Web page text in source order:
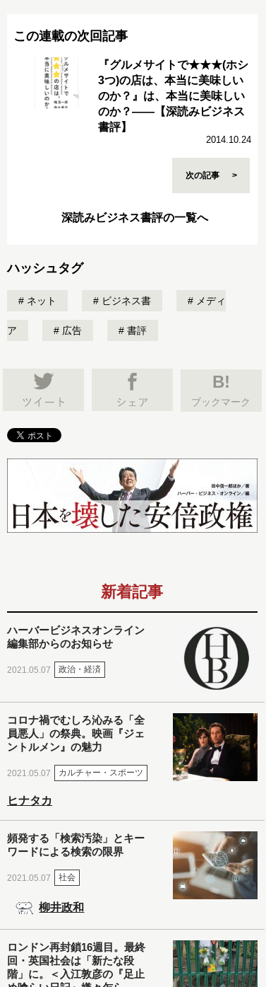
この連載の次回記事
『グルメサイトで★★★(ホシ
3つ)の店は、本当に美味しい
のか？』は、本当に美味しい
のか？――【深読みビジネス
書評】
2014.10.24
次の記事
深読みビジネス書評の一覧へ
ハッシュタグ
ネット ビジネス書 メディ
ア 広告 書評
B!
ブックマーク
新着記事
ハーバービジネスオンライン
編集部からのお知らせ
2021.05.07 政治・経済
コロナ禍でむしろ沁みる「全
員悪人」の祭典。映画『ジェ
ントルメン』の魅力
2021.05.07 カルチャー・スポーツ
ヒナタカ
頻発する「検索汚染」とキー
ワードによる検索の限界
2021.05.07 社会
柳井政和
ロンドン再封鎖16週目。最終
回・英国社会は「新たな段
階」に。＜入江敦彦の『足止